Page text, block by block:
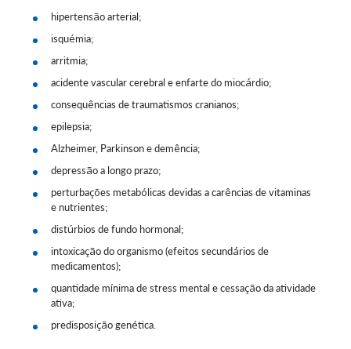
hipertensão arterial;
isquémia;
arritmia;
acidente vascular cerebral e enfarte do miocárdio;
consequências de traumatismos cranianos;
epilepsia;
Alzheimer, Parkinson e demência;
depressão a longo prazo;
perturbações metabólicas devidas a carências de vitaminas
e nutrientes;
distúrbios de fundo hormonal;
intoxicação do organismo (efeitos secundários de
medicamentos);
quantidade mínima de stress mental e cessação da atividade
ativa;
predisposição genética.